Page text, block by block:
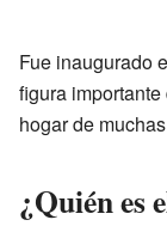
Fue inaugurado
figura
hogar de
¿Quién es